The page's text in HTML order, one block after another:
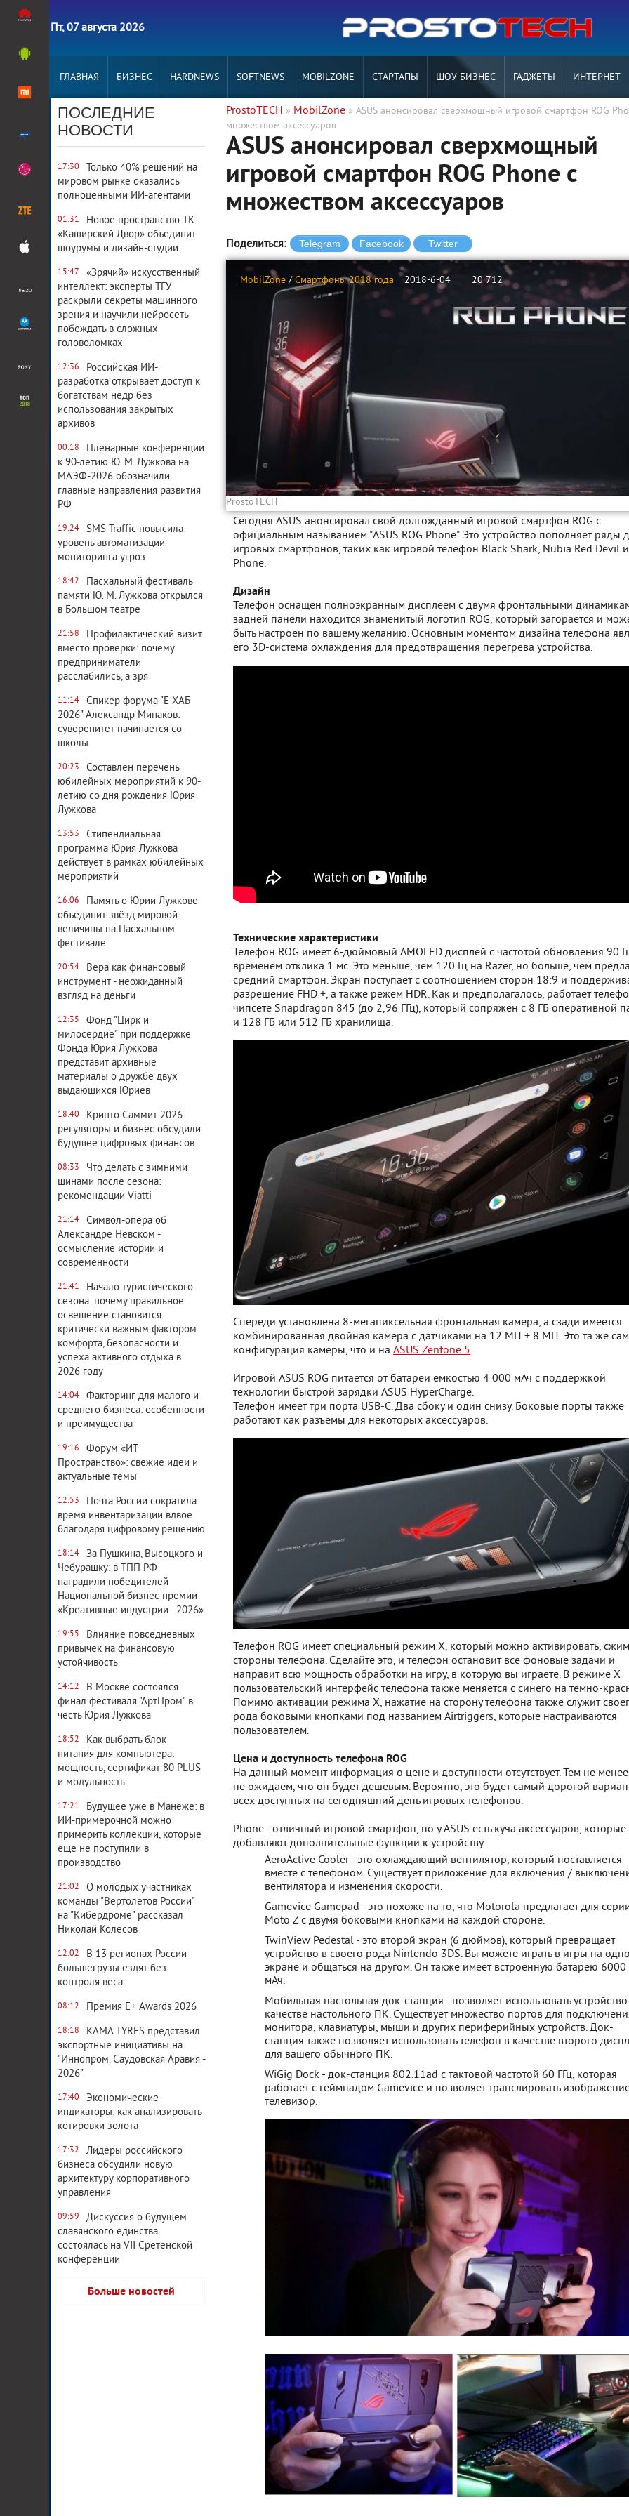
Пт, 07 августа 2026
ГЛАВНАЯ БИЗНЕС HARDNEWS SOFTNEWS MOBILZONE СТАРТАПЫ ШОУ-БИЗНЕС ГАДЖЕТЫ ИНТЕРНЕТ
ПОСЛЕДНИЕ
НОВОСТИ
17:30
Только 40% решений на
мировом рынке оказались
полноценными ИИ-агентами
01:31
Новое пространство ТК
«Каширский Двор» объединит
шоурумы и дизайн-студии
15:47
«Зрячий» искусственный
интеллект: эксперты ТГУ
раскрыли секреты машинного
зрения и научили нейросеть
побеждать в сложных
головоломках
12:36
Российская ИИ-
разработка открывает доступ к
богатствам недр без
использования закрытых
архивов
00:18
Пленарные конференции
к 90-летию Ю. М. Лужкова на
МАЭФ-2026 обозначили
главные направления развития
РФ
19:24
SMS Traffic повысила
уровень автоматизации
мониторинга угроз
18:42
Пасхальный фестиваль
памяти Ю. М. Лужкова открылся
в Большом театре
21:58
Профилактический визит
вместо проверки: почему
предприниматели
расслабились, а зря
11:14
Спикер форума "Е-ХАБ
2026" Александр Минаков:
суверенитет начинается со
школы
20:23
Составлен перечень
юбилейных мероприятий к 90-
летию со дня рождения Юрия
Лужкова
13:53
Стипендиальная
программа Юрия Лужкова
действует в рамках юбилейных
мероприятий
16:06
Память о Юрии Лужкове
объединит звёзд мировой
величины на Пасхальном
фестивале
20:54
Вера как финансовый
инструмент - неожиданный
взгляд на деньги
12:35
Фонд "Цирк и
милосердие" при поддержке
Фонда Юрия Лужкова
представит архивные
материалы о дружбе двух
выдающихся Юриев
18:40
Крипто Саммит 2026:
регуляторы и бизнес обсудили
будущее цифровых финансов
08:33
Что делать с зимними
шинами после сезона:
рекомендации Viatti
21:14
Символ-опера об
Александре Невском -
осмысление истории и
современности
21:41
Начало туристического
сезона: почему правильное
освещение становится
критически важным фактором
комфорта, безопасности и
успеха активного отдыха в
2026 году
14:04
Факторинг для малого и
среднего бизнеса: особенности
и преимущества
19:16
Форум «ИТ
Пространство»: свежие идеи и
актуальные темы
12:53
Почта России сократила
время инвентаризации вдвое
благодаря цифровому решению
18:14
За Пушкина, Высоцкого и
Чебурашку: в ТПП РФ
наградили победителей
Национальной бизнес-премии
«Креативные индустрии - 2026»
19:55
Влияние повседневных
привычек на финансовую
устойчивость
14:12
В Москве состоялся
финал фестиваля "АртПром" в
честь Юрия Лужкова
18:52
Как выбрать блок
питания для компьютера:
мощность, сертификат 80 PLUS
и модульность
17:21
Будущее уже в Манеже: в
ИИ-примерочной можно
примерить коллекции, которые
еще не поступили в
производство
21:02
О молодых участниках
команды "Вертолетов России"
на "Кибердроме" рассказал
Николай Колесов
12:02
В 13 регионах России
большегрузы ездят без
контроля веса
08:12 Премия E+ Awards 2026
18:18
KAMA TYRES представил
экспортные инициативы на
"Иннопром. Саудовская Аравия -
2026"
17:40
Экономические
индикаторы: как анализировать
котировки золота
17:32
Лидеры российского
бизнеса обсудили новую
архитектуру корпоративного
управления
09:59
Дискуссия о будущем
славянского единства
состоялась на VII Сретенской
конференции
Больше новостей
ProstoTECH » MobilZone » ASUS анонсировал сверхмощный игровой смартфон ROG
множеством аксессуаров
ASUS анонсировал сверхмощный
игровой смартфон ROG Phone с
множеством аксессуаров
Поделиться:
MobilZone /Смартфоны 2018 года 2018-6-04 20 712
ProstoTECH
Сегодня ASUS анонсировал свой долгожданный игровой смартфон ROG с
официальным называнием "ASUS ROG Phone". Это устройство пополняет ряды
игровых смартфонов, таких как игровой телефон Black Shark, Nubia Red Devil
Phone.
Дизайн
Телефон оснащен полноэкранным дисплеем с двумя фронтальными
задней панели находится знаменитый логотип ROG, который загорается и
быть настроен по вашему желанию. Основным моментом дизайна телефона
его 3D-система охлаждения для предотвращения перегрева устройства.
Технические характеристики
Телефон ROG имеет 6-дюймовый AMOLED дисплей с частотой обновления 90
временем отклика 1 мс. Это меньше, чем 120 Гц на Razer, но больше, чем
средний смартфон. Экран поступает с соотношением сторон 18:9 и
разрешение FHD +, а также режем HDR. Как и предполагалось, работает
чипсете Snapdragon 845 (до 2,96 ГГц), который сопряжен с 8 ГБ оперативной
и 128 ГБ или 512 ГБ хранилища.
Спереди установлена 8-мегапиксельная фронтальная камера, а сзади имеется
комбинированная двойная камера с датчиками на 12 МП + 8 МП. Это та же
конфигурация камеры, что и на ASUS Zenfone 5.
Игровой ASUS ROG питается от батареи емкостью 4 000 мАч с поддержкой
технологии быстрой зарядки ASUS HyperCharge.
Телефон имеет три порта USB-C. Два сбоку и один снизу. Боковые порты также
работают как разъемы для некоторых аксессуаров.
Телефон ROG имеет специальный режим X, который можно активировать,
стороны телефона. Сделайте это, и телефон остановит все фоновые задачи и
направит всю мощность обработки на игру, в которую вы играете. В режиме X
пользовательский интерфейс телефона также меняется с синего на темно-
Помимо активации режима X, нажатие на сторону телефона также служит
рода боковыми кнопками под названием Airtriggers, которые настраиваются
пользователем.
Цена и доступность телефона ROG
На данный момент информация о цене и доступности отсутствует. Тем не
не ожидаем, что он будет дешевым. Вероятно, это будет самый дорогой
всех доступных на сегодняшний день игровых телефонов.
Phone - отличный игровой смартфон, но у ASUS есть куча аксессуаров, которые
добавляют дополнительные функции к устройству:
AeroActive Cooler - это охлаждающий вентилятор, который поставляется
вместе с телефоном. Существует приложение для включения /
вентилятора и изменения скорости.
Gamevice Gamepad - это похоже на то, что Motorola предлагает для
Moto Z с двумя боковыми кнопками на каждой стороне.
TwinView Pedestal - это второй экран (6 дюймов), который превращает
устройство в своего рода Nintendo 3DS. Вы можете играть в игры на
экране и общаться на другом. Он также имеет встроенную батарею 6000
мАч.
Мобильная настольная док-станция - позволяет использовать
качестве настольного ПК. Существует множество портов для
монитора, клавиатуры, мыши и других периферийных устройств. Док-
станция также позволяет использовать телефон в качестве второго
для вашего обычного ПК.
WiGig Dock - док-станция 802.11ad с тактовой частотой 60 ГГц, которая
работает с геймпадом Gamevice и позволяет транслировать
телевизор.